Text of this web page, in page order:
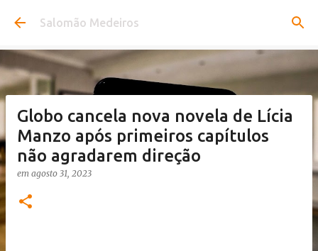
Pular para o conteúdo principal
Salomão Medeiros
Globo cancela nova novela de Lícia
Manzo após primeiros capítulos
não agradarem direção
em agosto 31, 2023